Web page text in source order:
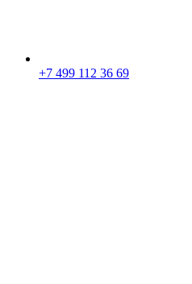
+7 499 112 36 69